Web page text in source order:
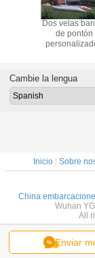
Dos velas
de pontón
portátil velero
Enviar
Cambie la lengua
Inicio| Sobre
China
Wuhan
All